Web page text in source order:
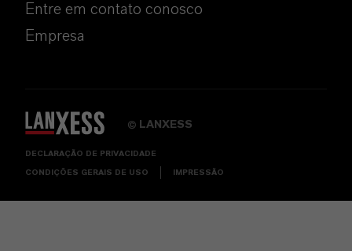
Entre em contato conosco
Empresa
© LANXESS
DECLARAÇÃO DE PRIVACIDADE
CONDIÇÕES GERAIS DE USO IMPRESSÃO